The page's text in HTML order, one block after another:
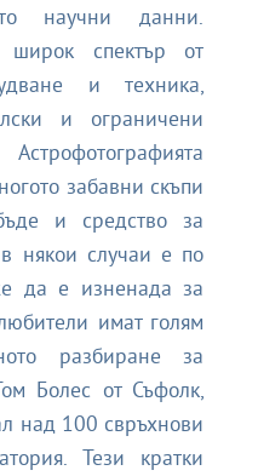
научни данни.
широк спектър от
и техника,
и ограничени
забавни скъпи
и средство за
някои случаи е по
да е изненада за
имат голям
разбиране за
Болес от Съфолк,
над 100 свръхнови
Тези кратки